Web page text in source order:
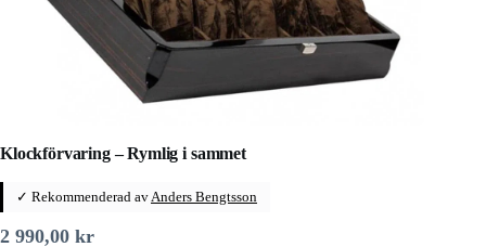
Klockförvaring – Rymlig i sammet
✓ Rekommenderad av Anders Bengtsson
2 990,00 kr